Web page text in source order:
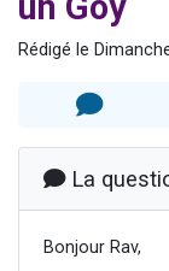
Rédigé le
La
Bonjour Rav,